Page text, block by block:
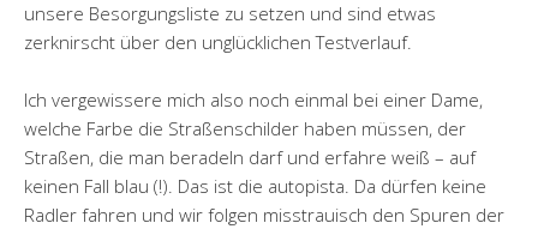
unsere Besorgungsliste zu setzen und sind etwas
zerknirscht über den unglücklichen Testverlauf.
Ich vergewissere mich also noch einmal bei einer Dame,
welche Farbe die Straßenschilder haben müssen, der
Straßen, die man beradeln darf und erfahre weiß – auf
keinen Fall blau (!). Das ist die autopista. Da dürfen keine
Radler fahren und wir folgen misstrauisch den Spuren der